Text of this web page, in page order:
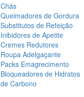
Chás
Queimadores de Gordura
Substitutos de Refeição
Inibidores de Apetite
Cremes Redutores
Roupa Adelgaçante
Packs Emagrecimento
Bloqueadores de Hidratos
de Carbono